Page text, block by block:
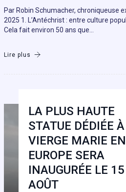
Par Robin Schumacher, chroniqueuse
2025 1. L’Antéchrist : entre culture
Cela fait environ 50 ans que…
Lire plus
LA PLUS HAUTE
STATUE DÉDIÉE
VIERGE MARIE EN
EUROPE SERA
INAUGURÉE LE 15
AOÛT